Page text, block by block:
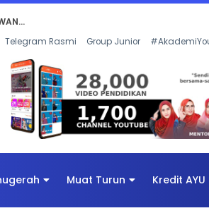
Telegram Rasmi Group Junior
Muat Turun Kredit AYU